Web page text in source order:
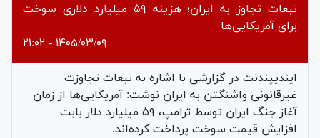
تبعات تجاوز به ایران؛ هزینه ۵۹ میلیارد دلاری سوخت
برای آمریکایی‌ها
۱۴۰۵/۰۳/۰۹ - ۲۱:۰۲
ایندیپندنت در گزارشی با اشاره به تبعات تجاوزت
غیرقانونی واشنگتن به ایران نوشت: آمریکایی‌ها از زمان
آغاز جنگ ایران توسط ترامپ، ۵۹ میلیارد دلار بابت
افزایش قیمت سوخت پرداخت کرده‌اند.